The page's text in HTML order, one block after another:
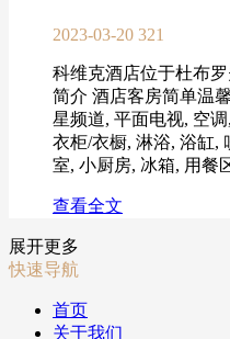
2023-03-20 321
科维克酒店位于杜布
简介 酒店客房简单温
星频道, 平面电视, 空
衣柜/衣橱, 淋浴, 浴缸,
室, 小厨房, 冰箱, 用餐
查看全文
展开更多
快速导航
首页
关于我们